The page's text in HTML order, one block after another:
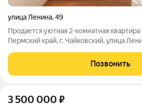
улица Ленина,49
Продается уютная 2-комнатная
Пермский край, г. Чайковский, улица
планировка, комнаты изолированные. Этаж: 1 этаж
пожилых людей,
Позвонить
3 500 000 ₽